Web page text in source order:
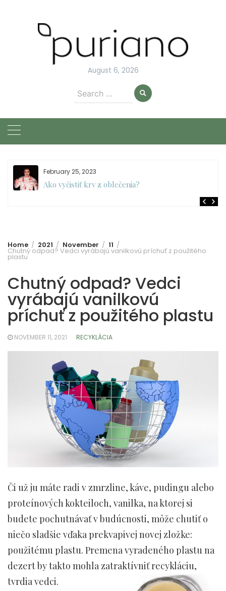
August 6, 2026
Search
for:
February 25, 2023
Ako vyčistiť krv z oblečenia?
Home 2021 November 11
Chutný odpad? Vedci vyrábajú vanilkovú príchuť z použitého
plastu
Chutný odpad? Vedci
vyrábajú vanilkovú
príchuť z použitého plastu
NOVEMBER 11, 2021 RECYKLÁCIA
Či už ju máte radi v zmrzline, káve, pudingu alebo
proteínových kokteiloch, vanilka, na ktorej si
budete pochutnávať v budúcnosti, môže chutiť o
niečo sladšie vďaka prekvapivej novej zložke:
použitému plastu. Premena vyradeného plastu na
dezert by takto mohla zatraktívniť recykláciu,
tvrdia vedci.